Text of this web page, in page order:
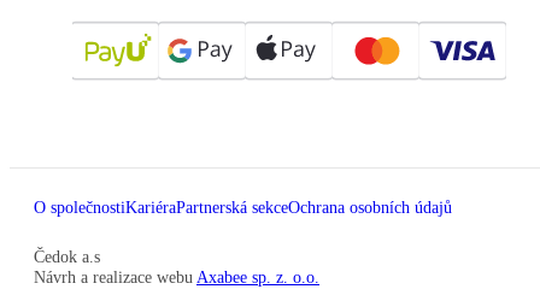
O společnostiKariéraPartnerská sekceOchrana osobních údajů
Čedok a.s
Návrh a realizace webu Axabee sp. z. o.o.